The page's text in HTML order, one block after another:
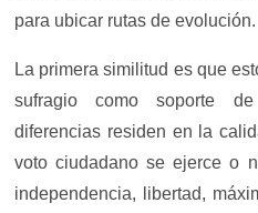
para ubicar rutas de evolución.
La primera similitud es que
sufragio como soporte
diferencias residen en la
voto ciudadano se ejerce o
independencia, libertad,